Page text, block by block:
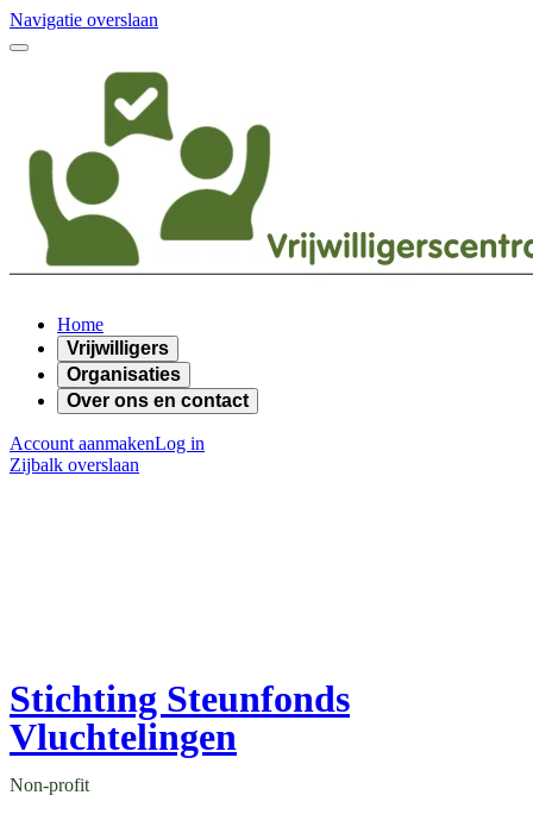
Navigatie overslaan
Home
Vrijwilligers
Organisaties
Over ons en contact
Account aanmakenLog in
Zijbalk overslaan
Stichting Steunfonds
Vluchtelingen
Non-profit